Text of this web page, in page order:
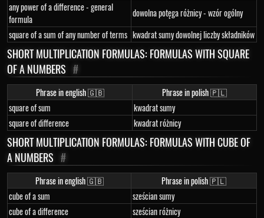
any power of a difference - general
formula
dowolna potęga różnicy - wzór ogólny
square of a sum of any number of terms kwadrat sumy dowolnej liczby składników
SHORT MULTIPLICATION FORMULAS: FORMULAS WITH SQUARE
OF A NUMBERS #
Phrase in english 🇬🇧
Phrase in polish 🇵🇱
square of sum
kwadrat sumy
square of difference
kwadrat różnicy
SHORT MULTIPLICATION FORMULAS: FORMULAS WITH CUBE OF
A NUMBERS #
Phrase in english 🇬🇧
Phrase in polish 🇵🇱
cube of a sum
sześcian sumy
cube of a difference
sześcian różnicy